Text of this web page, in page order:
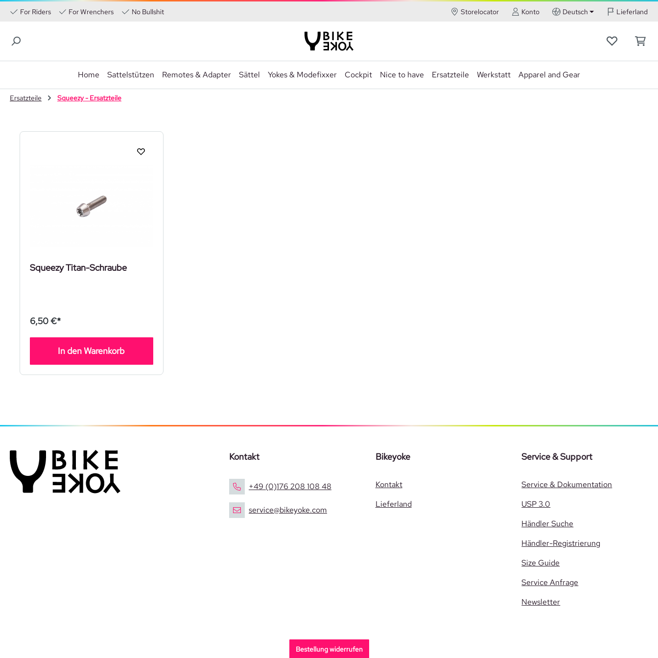
Hauptinhalt springen
Zur Suche springen
Zur Hauptnavigation springen
For Riders For Wrenchers No Bullshit Storelocator Konto Deutsch Lieferland
Home Sattelstützen Remotes & Adapter Sättel Yokes & Modefixxer Cockpit Nice to have Ersatzteile Werkstatt Apparel and Gear
Ersatzteile Squeezy - Ersatzteile
Squeezy Titan-Schraube
6,50 €*
In den Warenkorb
Kontakt
+49 (0)176 208 108 48
service@bikeyoke.com
Bikeyoke
Kontakt
Lieferland
Service & Support
Service & Dokumentation
USP 3.0
Händler Suche
Händler-Registrierung
Size Guide
Service Anfrage
Newsletter
Bestellung widerrufen